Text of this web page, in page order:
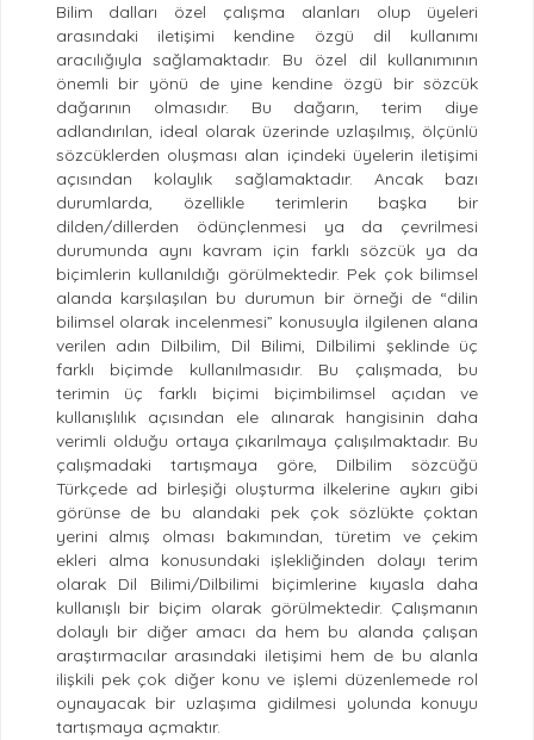
Bilim dalları özel çalışma alanları olup üyeleri
arasındaki iletişimi kendine özgü dil kullanımı
aracılığıyla sağlamaktadır. Bu özel dil kullanımının
önemli bir yönü de yine kendine özgü bir sözcük
dağarının olmasıdır. Bu dağarın, terim diye
adlandırılan, ideal olarak üzerinde uzlaşılmış, ölçünlü
sözcüklerden oluşması alan içindeki üyelerin iletişimi
açısından kolaylık sağlamaktadır. Ancak bazı
durumlarda, özellikle terimlerin başka bir
dilden/dillerden ödünçlenmesi ya da çevrilmesi
durumunda aynı kavram için farklı sözcük ya da
biçimlerin kullanıldığı görülmektedir. Pek çok bilimsel
alanda karşılaşılan bu durumun bir örneği de “dilin
bilimsel olarak incelenmesi” konusuyla ilgilenen alana
verilen adın Dilbilim, Dil Bilimi, Dilbilimi şeklinde üç
farklı biçimde kullanılmasıdır. Bu çalışmada, bu
terimin üç farklı biçimi biçimbilimsel açıdan ve
kullanışlılık açısından ele alınarak hangisinin daha
verimli olduğu ortaya çıkarılmaya çalışılmaktadır. Bu
çalışmadaki tartışmaya göre, Dilbilim sözcüğü
Türkçede ad birleşiği oluşturma ilkelerine aykırı gibi
görünse de bu alandaki pek çok sözlükte çoktan
yerini almış olması bakımından, türetim ve çekim
ekleri alma konusundaki işlekliğinden dolayı terim
olarak Dil Bilimi/Dilbilimi biçimlerine kıyasla daha
kullanışlı bir biçim olarak görülmektedir. Çalışmanın
dolaylı bir diğer amacı da hem bu alanda çalışan
araştırmacılar arasındaki iletişimi hem de bu alanla
ilişkili pek çok diğer konu ve işlemi düzenlemede rol
oynayacak bir uzlaşıma gidilmesi yolunda konuyu
tartışmaya açmaktır.